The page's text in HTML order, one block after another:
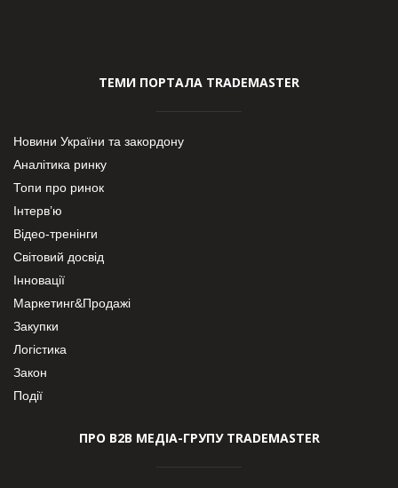
ТЕМИ ПОРТАЛА TRADEMASTER
Новини України та закордону
Аналітика ринку
Топи про ринок
Інтерв’ю
Відео-тренінги
Світовий досвід
Інновації
Маркетинг&Продажі
Закупки
Логістика
Закон
Події
ПРО В2В МЕДІА-ГРУПУ TRADEMASTER